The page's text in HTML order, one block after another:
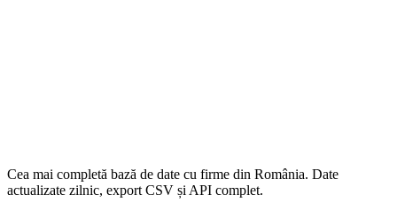
Cea mai completă bază de date cu firme din România. Date
actualizate zilnic, export CSV și API complet.